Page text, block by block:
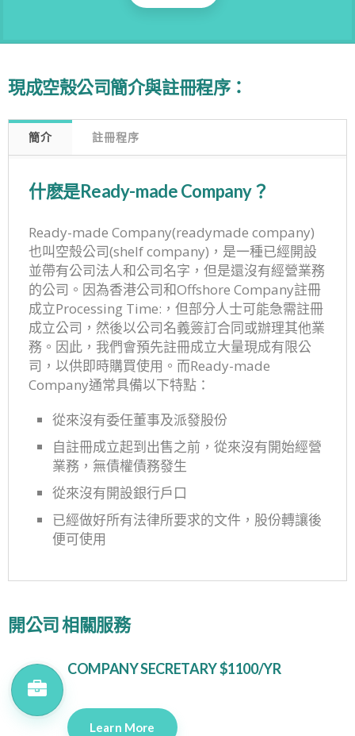
現成空殼公司簡介與註冊程序：
簡介 註冊程序
什麽是Ready-made Company？
Ready-made Company(readymade company)
也叫空殼公司(shelf company)，是一種已經開設
並帶有公司法人和公司名字，但是還沒有經營業務
的公司。因為香港公司和Offshore Company註冊
成立Processing Time:，但部分人士可能急需註冊
成立公司，然後以公司名義簽訂合同或辦理其他業
務。因此，我們會預先註冊成立大量現成有限公
司，以供即時購買使用。而Ready-made
Company通常具備以下特點：
從來沒有委任董事及派發股份
自註冊成立起到出售之前，從來沒有開始經營
業務，無債權債務發生
從來沒有開設銀行戶口
已經做好所有法律所要求的文件，股份轉讓後
便可使用
開公司 相關服務
COMPANY SECRETARY $1100/YR
Learn More